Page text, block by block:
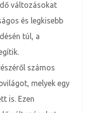
változásokat
és legkisebb
túl, a
számos
melyek egy
is. Ezen